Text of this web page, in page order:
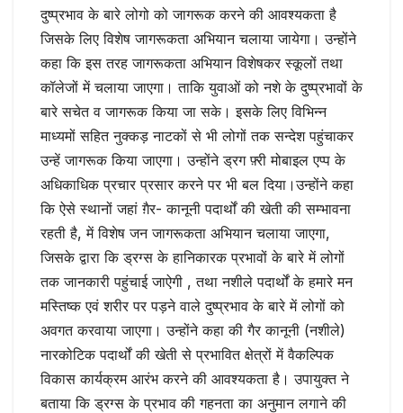
दुष्प्रभाव के बारे लोगो को जागरूक करने की आवश्यकता है
जिसके लिए विशेष जागरूकता अभियान चलाया जायेगा। उन्होंने
कहा कि इस तरह जागरूकता अभियान विशेषकर स्कूलों तथा
कॉलेजों में चलाया जाएगा। ताकि युवाओं को नशे के दुष्प्रभावों के
बारे सचेत व जागरूक किया जा सके। इसके लिए विभिन्न
माध्यमों सहित नुक्कड़ नाटकों से भी लोगों तक सन्देश पहुंचाकर
उन्हें जागरूक किया जाएगा। उन्होंने ड्रग फ़्री मोबाइल एप्प के
अधिकाधिक प्रचार प्रसार करने पर भी बल दिया।उन्होंने कहा
कि ऐसे स्थानों जहां ग़ैर- कानूनी पदार्थों की खेती की सम्भावना
रहती है, में विशेष जन जागरूकता अभियान चलाया जाएगा,
जिसके द्वारा कि ड्रग्स के हानिकारक प्रभावों के बारे में लोगों
तक जानकारी पहुंचाई जाऐगी , तथा नशीले पदार्थों के हमारे मन
मस्तिष्क एवं शरीर पर पड़ने वाले दुष्प्रभाव के बारे में लोगों को
अवगत करवाया जाएगा। उन्होंने कहा की गैर कानूनी (नशीले)
नारकोटिक पदार्थों की खेती से प्रभावित क्षेत्रों में वैकल्पिक
विकास कार्यक्रम आरंभ करने की आवश्यकता है। उपायुक्त ने
बताया कि ड्रग्स के प्रभाव की गहनता का अनुमान लगाने की